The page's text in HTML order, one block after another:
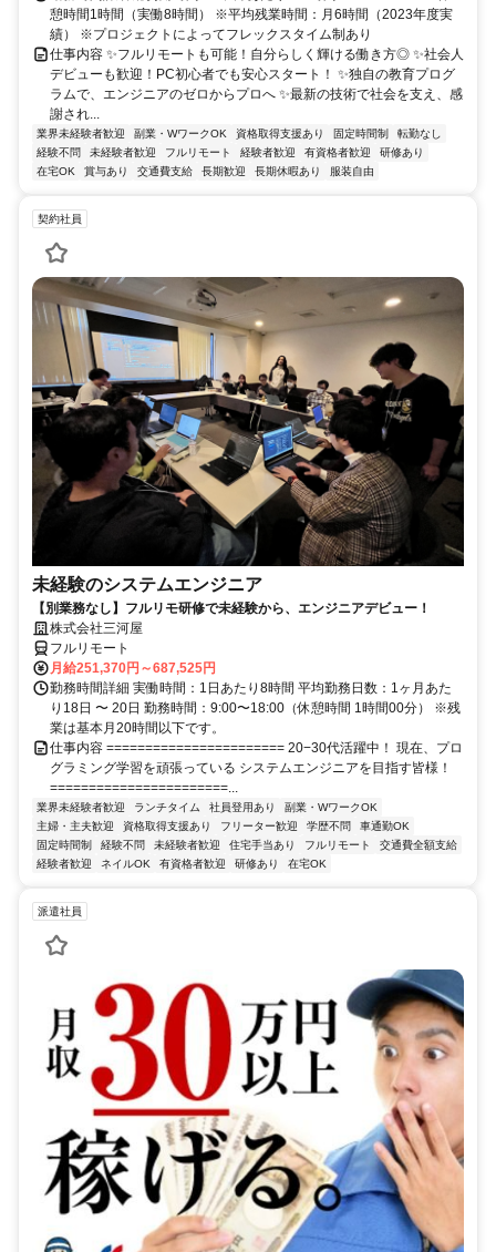
憩時間1時間（実働8時間） ※平均残業時間：月6時間（2023年度実
績） ※プロジェクトによってフレックスタイム制あり
仕事内容 ✨フルリモートも可能！自分らしく輝ける働き方◎ ✨社会人
デビューも歓迎！PC初心者でも安心スタート！ ✨独自の教育プログ
ラムで、エンジニアのゼロからプロへ ✨最新の技術で社会を支え、感
謝され...
業界未経験者歓迎 副業・WワークOK 資格取得支援あり 固定時間制
転勤なし
経験不問
未経験者歓迎 フルリモート 経験者歓迎 有資格者歓迎
研修あり
在宅OK
賞与あり 交通費支給 長期歓迎 長期休暇あり 服装自由
契約社員
未経験のシステムエンジニア
【別業務なし】フルリモ研修で未経験から、エンジニアデビュー！
株式会社三河屋
フルリモート
月給251,370円～687,525円
勤務時間詳細 実働時間：1日あたり8時間 平均勤務日数：1ヶ月あた
り18日 〜 20日 勤務時間：9:00〜18:00（休憩時間 1時間00分） ※残
業は基本月20時間以下です。
仕事内容 ======================= 20−30代活躍中！ 現在、プロ
グラミング学習を頑張っている システムエンジニアを目指す皆様！
=======================...
業界未経験者歓迎 ランチタイム 社員登用あり
副業・WワークOK
主婦・主夫歓迎
資格取得支援あり フリーター歓迎 学歴不問
車通勤OK
固定時間制
経験不問 未経験者歓迎 住宅手当あり フルリモート
交通費全額支給
経験者歓迎
ネイルOK 有資格者歓迎 研修あり 在宅OK
派遣社員